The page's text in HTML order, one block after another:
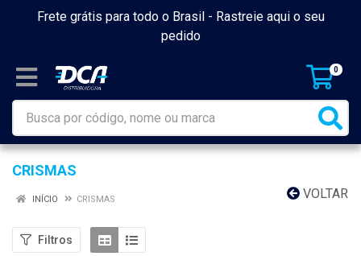
Frete grátis para todo o Brasil - Rastreie aqui o seu
pedido
0
CRISMAS
VOLTAR
INÍCIO CRISMAS
Filtros